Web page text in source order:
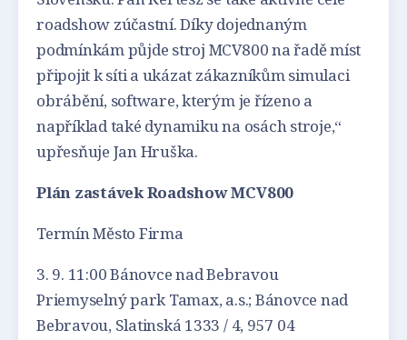
roadshow zúčastní. Díky dojednaným
podmínkám půjde stroj MCV800 na řadě míst
připojit k síti a ukázat zákazníkům simulaci
obrábění, software, kterým je řízeno a
například také dynamiku na osách stroje,“
upřesňuje Jan Hruška.
Plán zastávek Roadshow MCV800
Termín Město Firma
3. 9. 11:00 Bánovce nad Bebravou
Priemyselný park Tamax, a.s.; Bánovce nad
Bebravou, Slatinská 1333 / 4, 957 04